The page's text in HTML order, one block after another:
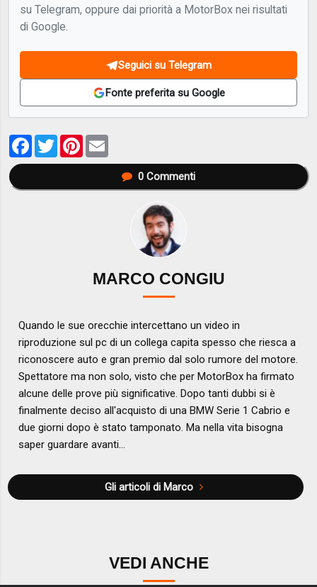
su Telegram, oppure dai priorità a MotorBox nei risultati
di Google.
Seguici su Telegram
Fonte preferita su Google
Facebook
TwitterPinterest
0Commenti
MARCO CONGIU
Quando le sue orecchie intercettano un video in
riproduzione sul pc di un collega capita spesso che riesca a
riconoscere auto e gran premio dal solo rumore del motore.
Spettatore ma non solo, visto che per MotorBox ha firmato
alcune delle prove più significative. Dopo tanti dubbi si è
finalmente deciso all'acquisto di una BMW Serie 1 Cabrio e
due giorni dopo è stato tamponato. Ma nella vita bisogna
saper guardare avanti...
Gli articoli di Marco
VEDI ANCHE